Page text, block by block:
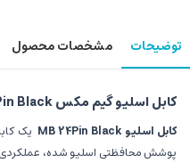
توضیحات مشخصات محصول
کابل اسلیو گیم مکس MB 24Pin Black
کابل اسلیو MB 24Pin Black
یک
پوشش محافظتی اسلیو شده،